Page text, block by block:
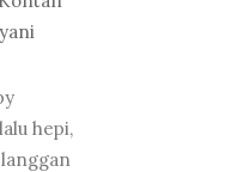
hepi,